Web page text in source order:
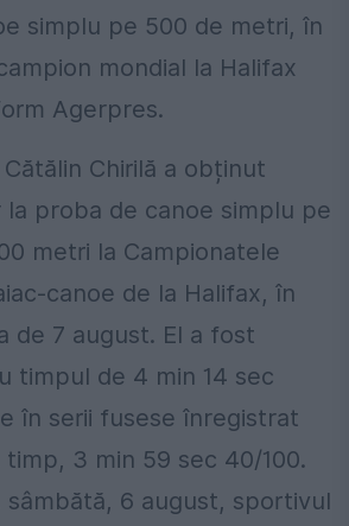
simplu pe 500 de metri, în
mondial la Halifax
Agerpres.
Chirilă a obținut
la proba de canoe simplu pe
metri la Campionatele
canoe de la Halifax, în
de 7 august. El a fost
timpul de 4 min 14 sec
în serii fusese înregistrat
3 min 59 sec 40/100.
sâmbătă, 6 august, sportivul